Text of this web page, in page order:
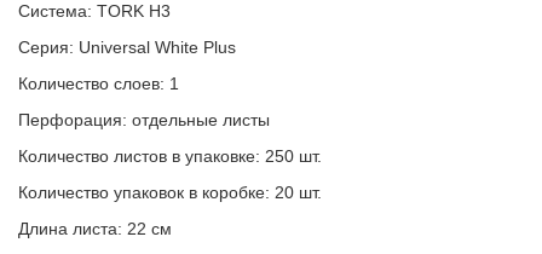
Система: TORK H3
Серия: Universal White Plus
Количество слоев: 1
Перфорация: отдельные листы
Количество листов в упаковке: 250 шт.
Количество упаковок в коробке: 20 шт.
Длина листа: 22 см